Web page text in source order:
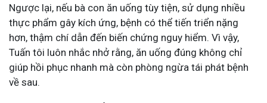
Ngược lại, nếu bà con ăn uống tùy tiện, sử dụng nhiều
thực phẩm gây kích ứng, bệnh có thể tiến triển nặng
hơn, thậm chí dẫn đến biến chứng nguy hiểm. Vì vậy,
Tuấn tôi luôn nhắc nhở rằng, ăn uống đúng không chỉ
giúp hồi phục nhanh mà còn phòng ngừa tái phát bệnh
về sau.